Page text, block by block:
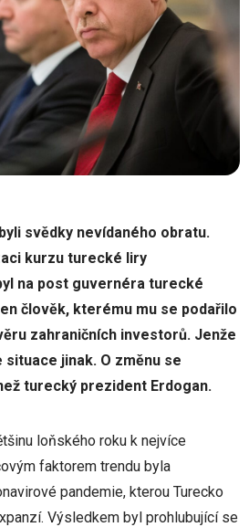
svědky nevídaného obratu.
kurzu turecké liry
na post guvernéra turecké
člověk, kterému mu se podařilo
zahraničních investorů. Jenže
jinak. O změnu se
turecký prezident Erdogan.
loňského roku k nejvíce
faktorem trendu byla
pandemie, kterou Turecko
Výsledkem byl prohlubující se